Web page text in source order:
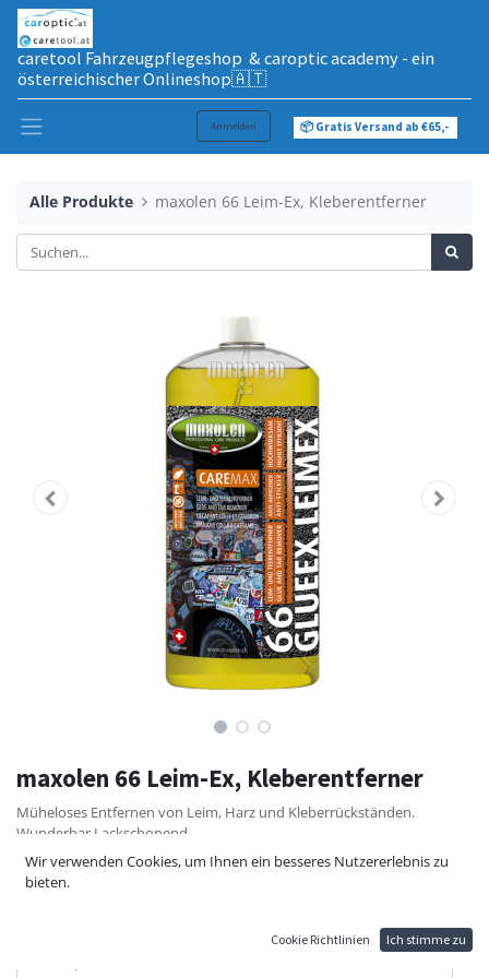
caretool Fahrzeugpflegeshop & caroptic academy - ein
österreichischer Onlineshop🇦🇹
Anmelden 📦 Gratis Versand ab €65,-
Alle Produkte maxolen 66 Leim-Ex, Kleberentferner
maxolen 66 Leim-Ex, Kleberentferner
Müheloses Entfernen von Leim, Harz und Kleberrückständen.
Wunderbar Lackschonend.
73,20€
Wir verwenden Cookies, um Ihnen ein besseres Nutzererlebnis zu
bieten.
Cookie Richtlinien Ich stimme zu